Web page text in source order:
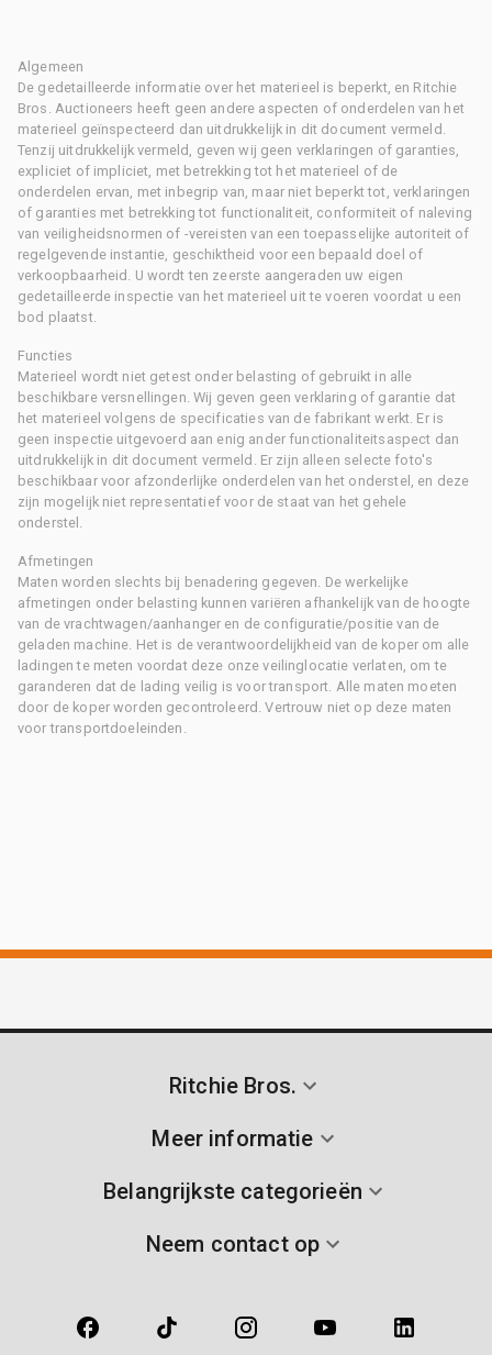
Algemeen
De gedetailleerde informatie over het materieel is beperkt, en Ritchie
Bros. Auctioneers heeft geen andere aspecten of onderdelen van het
materieel geïnspecteerd dan uitdrukkelijk in dit document vermeld.
Tenzij uitdrukkelijk vermeld, geven wij geen verklaringen of garanties,
expliciet of impliciet, met betrekking tot het materieel of de
onderdelen ervan, met inbegrip van, maar niet beperkt tot, verklaringen
of garanties met betrekking tot functionaliteit, conformiteit of naleving
van veiligheidsnormen of -vereisten van een toepasselijke autoriteit of
regelgevende instantie, geschiktheid voor een bepaald doel of
verkoopbaarheid. U wordt ten zeerste aangeraden uw eigen
gedetailleerde inspectie van het materieel uit te voeren voordat u een
bod plaatst.
Functies
Materieel wordt niet getest onder belasting of gebruikt in alle
beschikbare versnellingen. Wij geven geen verklaring of garantie dat
het materieel volgens de specificaties van de fabrikant werkt. Er is
geen inspectie uitgevoerd aan enig ander functionaliteitsaspect dan
uitdrukkelijk in dit document vermeld. Er zijn alleen selecte foto's
beschikbaar voor afzonderlijke onderdelen van het onderstel, en deze
zijn mogelijk niet representatief voor de staat van het gehele
onderstel.
Afmetingen
Maten worden slechts bij benadering gegeven. De werkelijke
afmetingen onder belasting kunnen variëren afhankelijk van de hoogte
van de vrachtwagen/aanhanger en de configuratie/positie van de
geladen machine. Het is de verantwoordelijkheid van de koper om alle
ladingen te meten voordat deze onze veilinglocatie verlaten, om te
garanderen dat de lading veilig is voor transport. Alle maten moeten
door de koper worden gecontroleerd. Vertrouw niet op deze maten
voor transportdoeleinden.
Ritchie Bros.
Meer informatie
Belangrijkste categorieën
Neem contact op